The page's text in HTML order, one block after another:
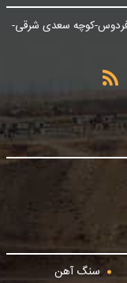
فردوس-کوچه سعدی شرقی-
سنگ آهن